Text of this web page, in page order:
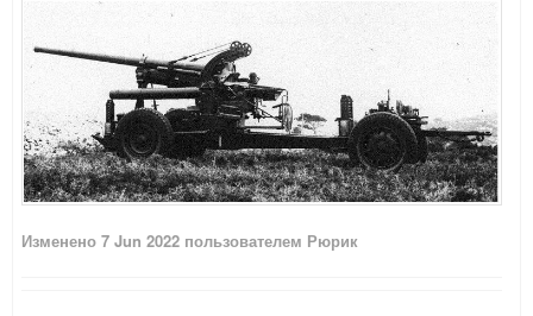
Изменено 7 Jun 2022 пользователем Рюрик